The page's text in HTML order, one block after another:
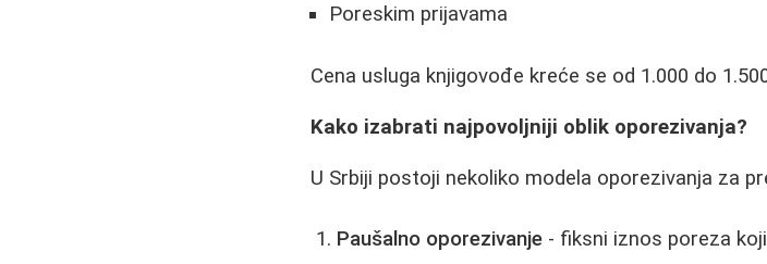
Poreskim prijavama
Cena usluga knjigovođe kreće se od 1.000 do
Kako izabrati najpovoljniji oblik oporezivanja?
U Srbiji postoji nekoliko modela oporezivanja za
Paušalno oporezivanje - fiksni iznos poreza